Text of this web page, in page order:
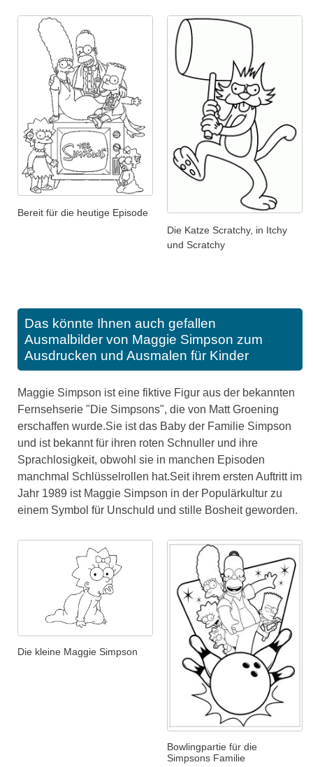
Bereit für die heutige Episode
Die Katze Scratchy, in Itchy
und Scratchy
Das könnte Ihnen auch gefallen
Ausmalbilder von Maggie Simpson zum
Ausdrucken und Ausmalen für Kinder
Maggie Simpson ist eine fiktive Figur aus der bekannten
Fernsehserie "Die Simpsons", die von Matt Groening
erschaffen wurde.Sie ist das Baby der Familie Simpson
und ist bekannt für ihren roten Schnuller und ihre
Sprachlosigkeit, obwohl sie in manchen Episoden
manchmal Schlüsselrollen hat.Seit ihrem ersten Auftritt im
Jahr 1989 ist Maggie Simpson in der Populärkultur zu
einem Symbol für Unschuld und stille Bosheit geworden.
Die kleine Maggie Simpson
Bowlingpartie für die
Simpsons Familie